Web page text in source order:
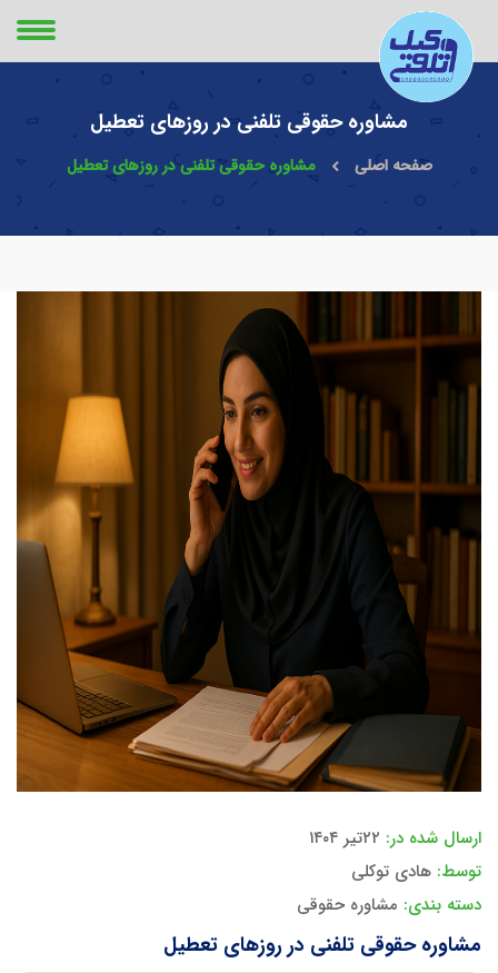
مشاوره حقوقی تلفنی در روزهای تعطیل
صفحه اصلی مشاوره حقوقی تلفنی در روزهای تعطیل
ارسال شده در: ۲۲تیر ۱۴۰۴
توسط: هادی توکلی
دسته بندی: مشاوره حقوقی
مشاوره حقوقی تلفنی در روزهای تعطیل